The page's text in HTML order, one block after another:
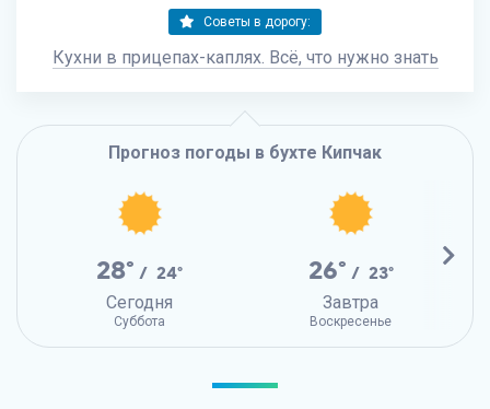
Советы в дорогу:
Кухни в прицепах-каплях. Всё, что нужно знать
Прогноз погоды в бухте Кипчак
28° / 24°
Сегодня
Суббота
26° / 23°
Завтра
Воскресенье